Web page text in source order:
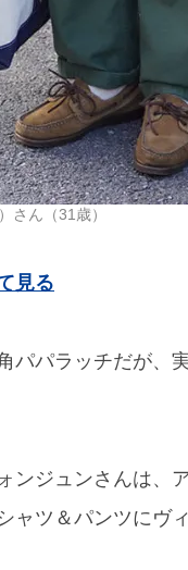
さん（31歳）
見る
パパラッチだが、
ンジュンさんは、
ャツ＆パンツにヴ